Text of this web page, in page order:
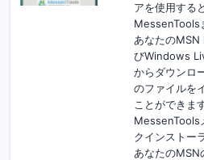
アを使用する
MessenTools
あなたの
びWindows
からダウンロ
のファイルを
ことができます
MessenTools
クインストー
あなたのMSN